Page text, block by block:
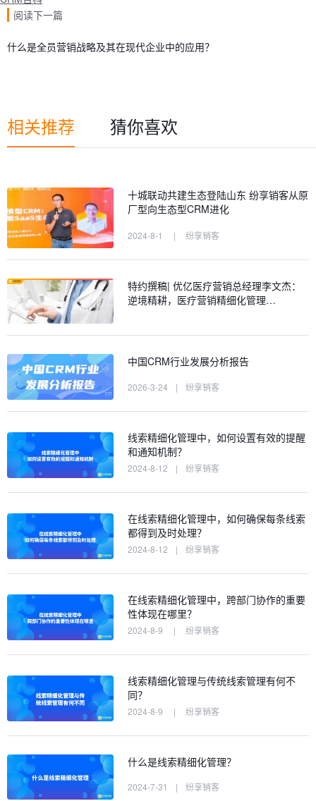
阅读下一篇
什么是全员营销战略及其在现代企业中的应用？
相关推荐 猜你喜欢
十城联动共建生态登陆山东 纷享销客从原
厂型向生态型CRM进化
2024-8-1 | 纷享销客
特约撰稿| 优亿医疗营销总经理李文杰：
逆境精耕，医疗营销精细化管理…
中国CRM行业发展分析报告
2026-3-24 | 纷享销客
线索精细化管理中，如何设置有效的提醒
和通知机制？
2024-8-12 | 纷享销客
在线索精细化管理中，如何确保每条线索
都得到及时处理？
2024-8-12 | 纷享销客
在线索精细化管理中，跨部门协作的重要
性体现在哪里？
2024-8-9 | 纷享销客
线索精细化管理与传统线索管理有何不
同？
2024-8-9 | 纷享销客
什么是线索精细化管理？
2024-7-31 | 纷享销客